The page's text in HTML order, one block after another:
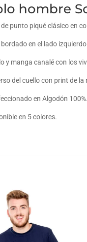
hombre
de punto piqué clásico en
bordado en el lado
y manga canalé con los
del cuello con print de la
en Algodón 100%.
en 5 colores.